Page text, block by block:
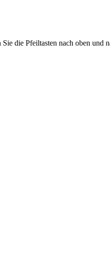
die Pfeiltasten nach oben